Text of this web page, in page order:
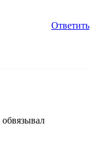
Ответить
обвязывал